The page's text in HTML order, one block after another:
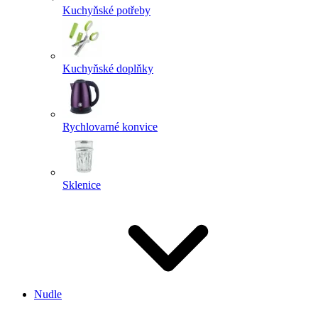
Kuchyňské potřeby
Kuchyňské doplňky
Rychlovarné konvice
Sklenice
Nudle